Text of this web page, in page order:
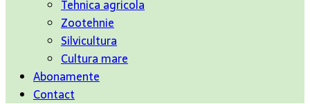
Tehnica agricola
Zootehnie
Silvicultura
Cultura mare
Abonamente
Contact